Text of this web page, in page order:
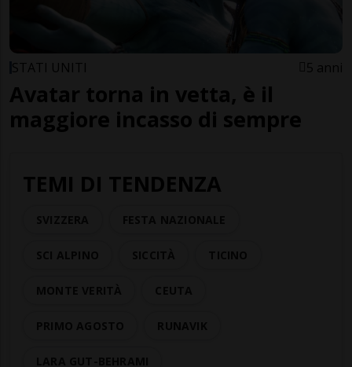
STATI UNITI 5 anni
Avatar torna in vetta, è il
maggiore incasso di sempre
TEMI DI TENDENZA